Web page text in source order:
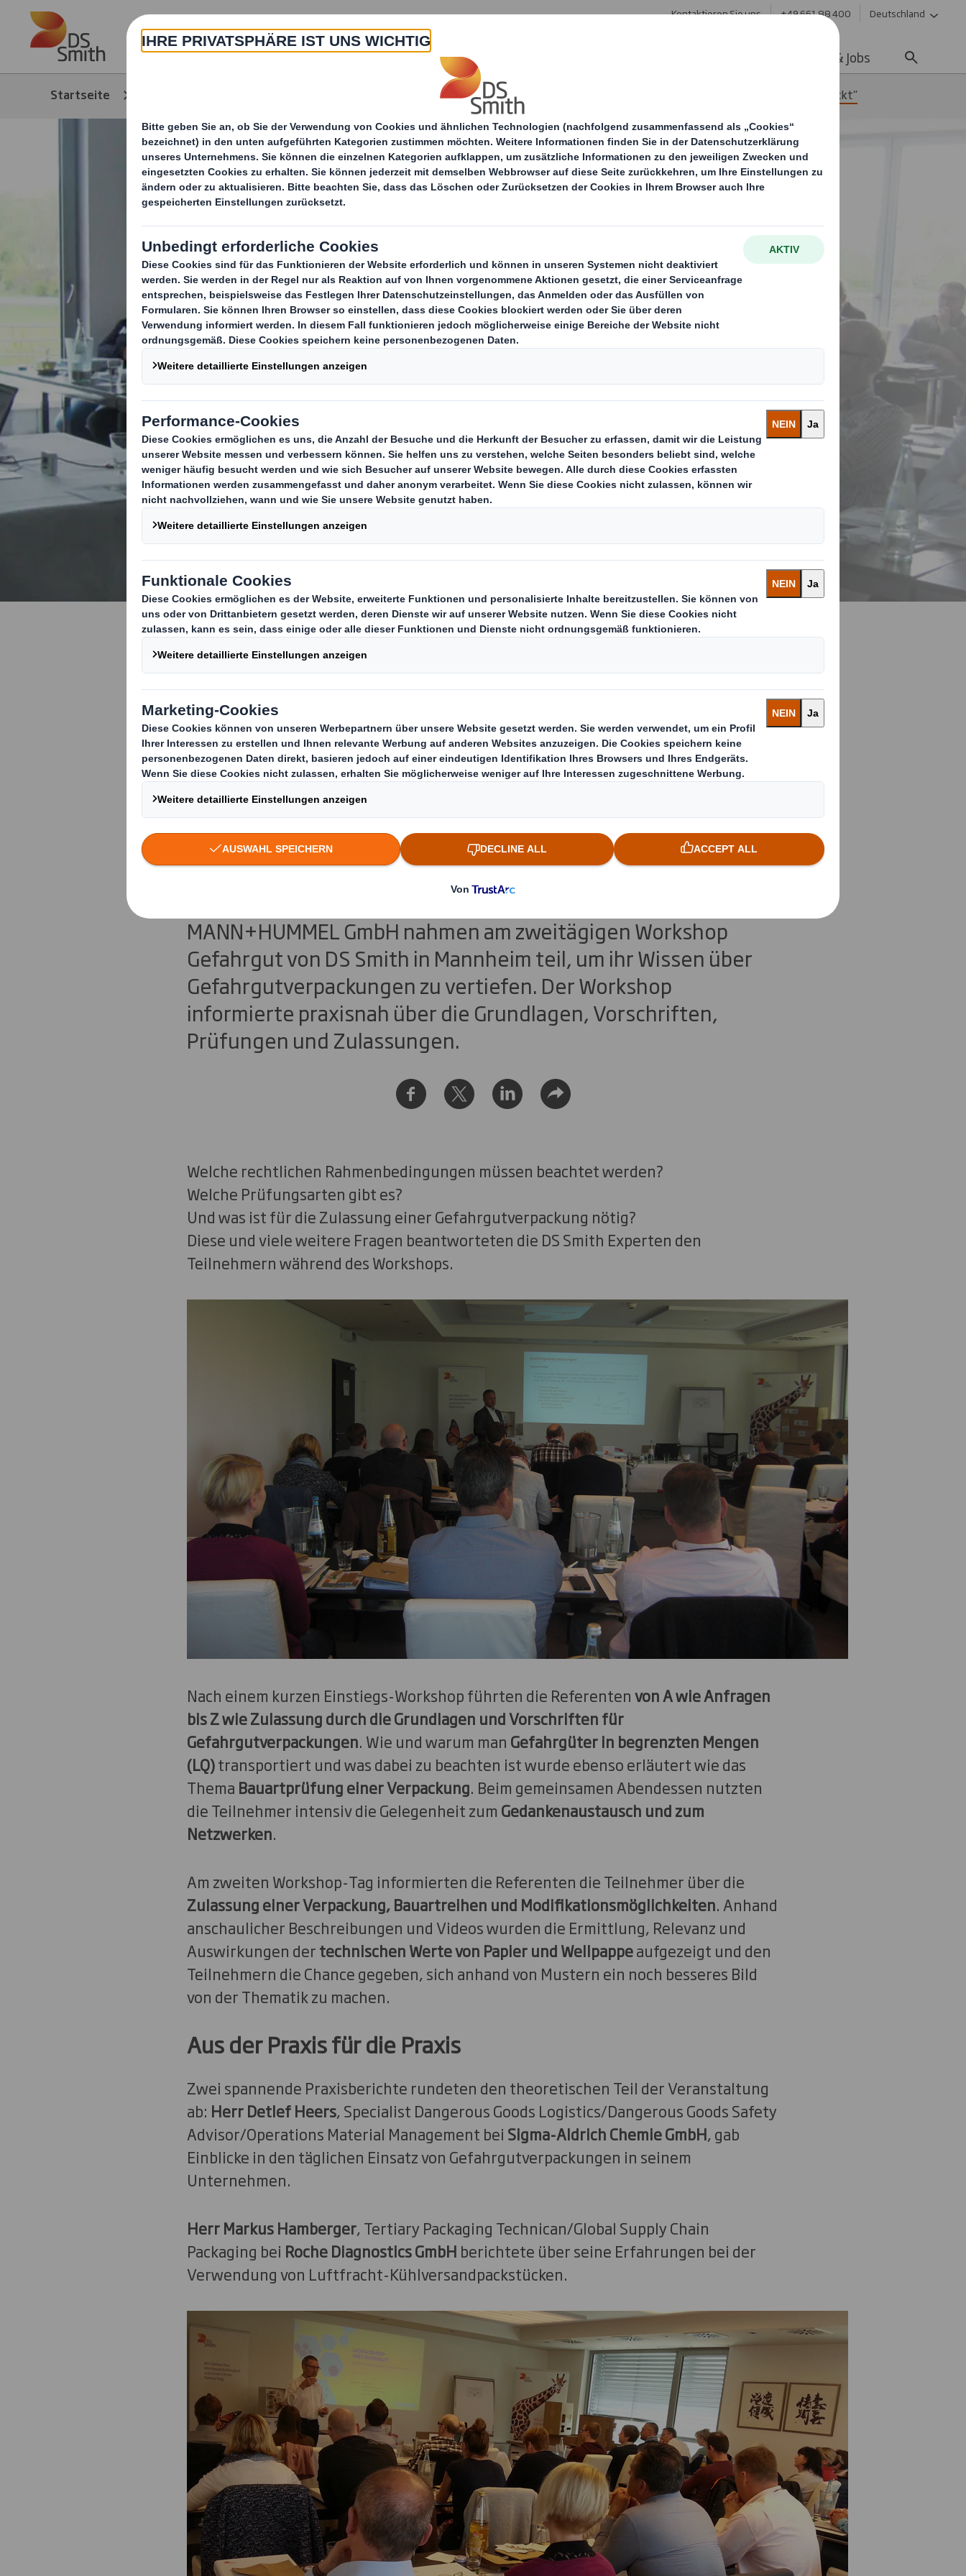
Skip to main content Kontaktieren Sie uns +49 661 88 400 Deutschland
Über Uns Produkte & Service Karriere & Jobs
Startseite PackRight Academy-Workshop „Gefahrgut – Gefährliche Güter sicher verpackt“
PackRight Academy-Workshop
„Gefahrgut – Gefährliche Güter sicher
verpackt“
Rund 35 Teilnehmer, unter anderem von Robert Bosch GmbH,
VARTA Consumer Batteries GmbH & Co. KGaA und
MANN+HUMMEL GmbH nahmen am zweitägigen Workshop
Gefahrgut von DS Smith in Mannheim teil, um ihr Wissen über
Gefahrgutverpackungen zu vertiefen. Der Workshop
informierte praxisnah über die Grundlagen, Vorschriften,
Prüfungen und Zulassungen.
Welche rechtlichen Rahmenbedingungen müssen beachtet werden?
Welche Prüfungsarten gibt es?
Und was ist für die Zulassung einer Gefahrgutverpackung nötig?
Diese und viele weitere Fragen beantworteten die DS Smith Experten den
Teilnehmern während des Workshops.
Nach einem kurzen Einstiegs-Workshop führten die Referentenvon A wie Anfragen
bis Z wie Zulassung durch die Grundlagen und Vorschriften für
Gefahrgutverpackungen. Wie und warum man Gefahrgüter in begrenzten Mengen
(LQ)transportiert und was dabei zu beachten ist wurde ebenso erläutert wie das
Thema Bauartprüfung einer Verpackung. Beim gemeinsamen Abendessen nutzten
die Teilnehmer intensiv die Gelegenheit zum Gedankenaustausch und zum
Netzwerken.
Am zweiten Workshop-Tag informierten die Referenten die Teilnehmer über die
Zulassung einer Verpackung, Bauartreihen und Modifikationsmöglichkeiten. Anhand
anschaulicher Beschreibungen und Videos wurden die Ermittlung, Relevanz und
Auswirkungen dertechnischen Werte von Papier und Wellpappeaufgezeigt und den
Teilnehmern die Chance gegeben, sich anhand von Mustern ein noch besseres Bild
von der Thematik zu machen.
Aus der Praxis für die Praxis
Zwei spannende Praxisberichte rundeten den theoretischen Teil der Veranstaltung
ab: Herr Detlef Heers, Specialist Dangerous Goods Logistics/Dangerous Goods Safety
Advisor/Operations Material Management bei Sigma-Aldrich Chemie GmbH, gab
Einblicke in den täglichen Einsatz von Gefahrgutverpackungen in seinem
Unternehmen.
Herr Markus Hamberger, Tertiary Packaging Technican/Global Supply Chain
Packaging bei Roche Diagnostics GmbH berichtete über seine Erfahrungen bei der
Verwendung von Luftfracht-Kühlversandpackstücken.